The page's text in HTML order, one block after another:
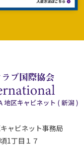
ャビネット事務局
1丁目１７